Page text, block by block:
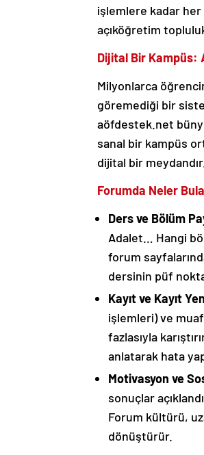
işlemlere kadar her
açıköğretim
Dijital Bir Kampüs:
Milyonlarca
göremediği bir
aöfdestek.net
sanal bir kampüs
dijital bir meydandır.
Forumda Neler
Ders ve Bölüm
Adalet… Hangi
forum
dersinin püf
Kayıt ve Kayıt
işlemleri) ve
fazlasıyla
anlatarak hata
Motivasyon ve
sonuçlar
Forum kültürü,
dönüştürür.